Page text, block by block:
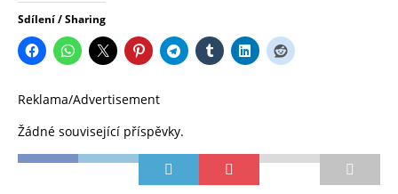
Sdílení / Sharing
Reklama/Advertisement
Žádné související příspěvky.